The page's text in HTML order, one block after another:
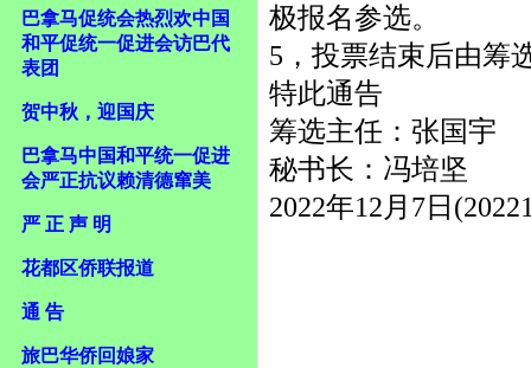
巴拿马促统会热烈欢中国
和平促统一促进会访巴代
表团
贺中秋，迎国庆
巴拿马中国和平统一促进
会严正抗议赖清德窜美
严 正 声 明
花都区侨联报道
通 告
旅巴华侨回娘家
极报名参选。
5，投票结束后由筹
特此通告
筹选主任：张国宇
秘书长：冯培坚
2022年12月7日